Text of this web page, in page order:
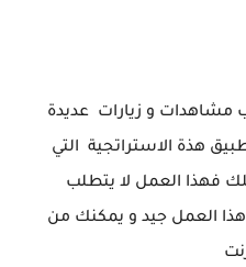
مشاهدات و زيارات عديدة
هذة الاستراتجية التي
فهذا العمل لا يتطلب
العمل جيد و يمكنك من